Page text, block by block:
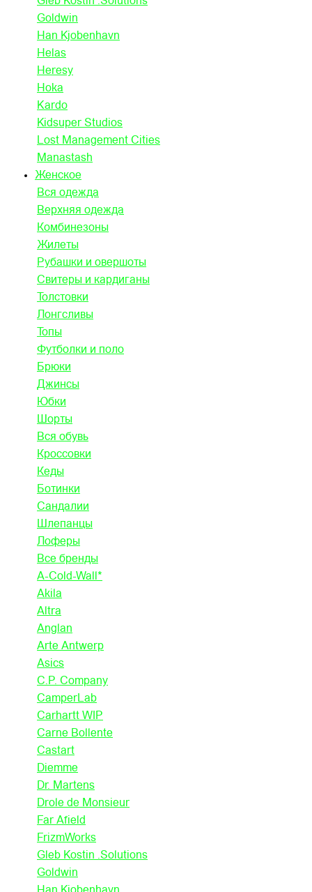
Goldwin
Han Kjobenhavn
Helas
Heresy
Hoka
Kardo
Kidsuper Studios
Lost Management Cities
Manastash
Женское
Вся одежда
Верхняя одежда
Комбинезоны
Жилеты
Рубашки и овершоты
Свитеры и кардиганы
Толстовки
Лонгсливы
Топы
Футболки и поло
Брюки
Джинсы
Юбки
Шорты
Вся обувь
Кроссовки
Кеды
Ботинки
Сандалии
Шлепанцы
Лоферы
Все бренды
A-Cold-Wall*
Akila
Altra
Anglan
Arte Antwerp
Asics
C.P. Company
CamperLab
Carhartt WIP
Carne Bollente
Castart
Diemme
Dr. Martens
Drole de Monsieur
Far Afield
FrizmWorks
Gleb Kostin .Solutions
Goldwin